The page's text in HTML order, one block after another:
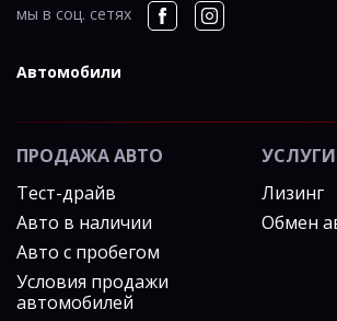
мы в соц. сетях
Автомобили
ПРОДАЖА АВТО
Тест-драйв
Авто в наличии
Авто с пробегом
Условия продажи
автомобилей
УСЛУГИ
Лизинг
Обмен